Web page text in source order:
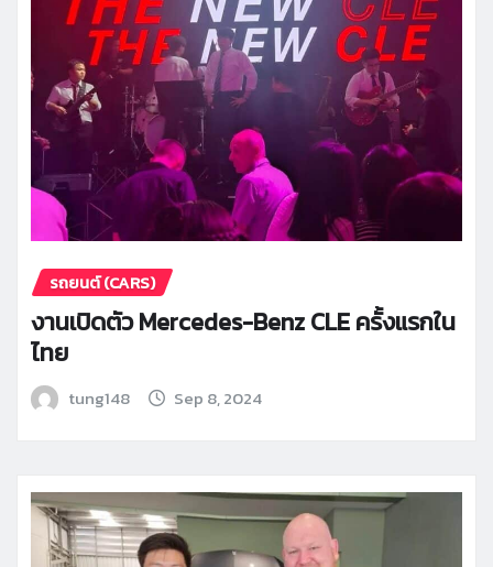
รถยนต์ (CARS)
งานเปิดตัว Mercedes-Benz CLE ครั้งแรกใน
ไทย
tung148 Sep 8, 2024